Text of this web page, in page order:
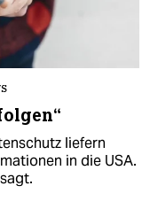
liefern
in die USA.